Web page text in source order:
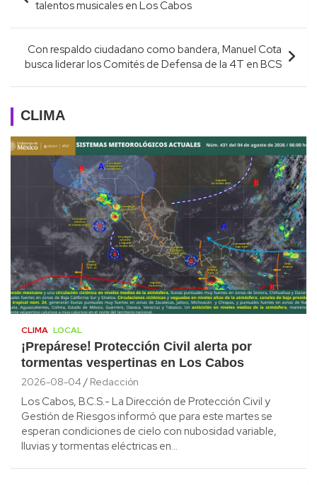
entradas
talentos musicales en Los Cabos
Con respaldo ciudadano como bandera, Manuel Cota
busca liderar los Comités de Defensa de la 4T en BCS
CLIMA
CLIMA LOCAL
¡Prepárese! Protección Civil alerta por
tormentas vespertinas en Los Cabos
2026-08-04 Redacción
Los Cabos, B.C.S.- La Dirección de Protección Civil y
Gestión de Riesgos informó que para este martes se
esperan condiciones de cielo con nubosidad variable,
lluvias y tormentas eléctricas en…